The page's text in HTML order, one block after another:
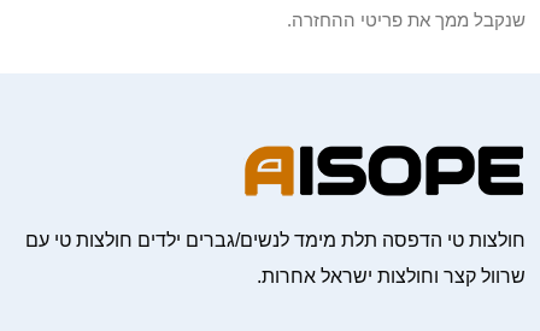
שנקבל ממך את פריטי ההחזרה.
חולצות טי הדפסה תלת מימד לנשים/גברים ילדים חולצות טי עם
שרוול קצר וחולצות ישראל אחרות.